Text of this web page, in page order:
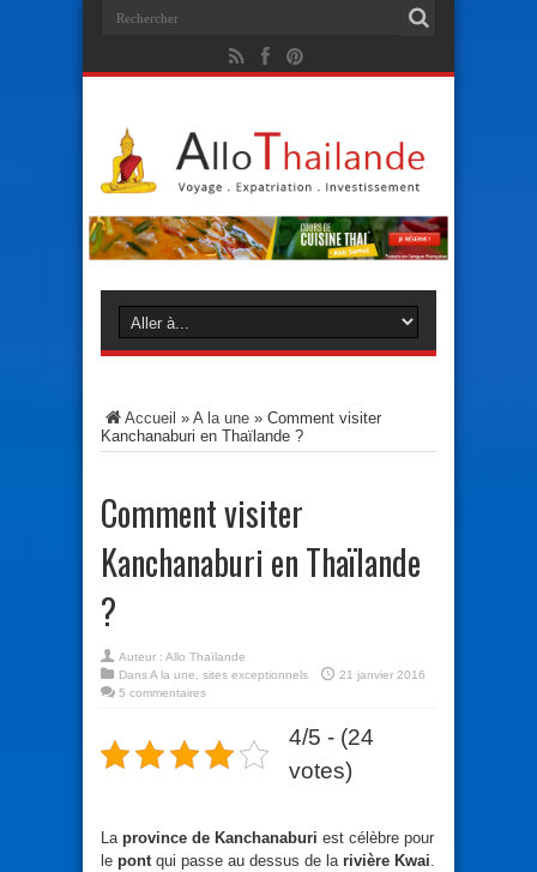
Accueil » A la une » Comment visiter
Kanchanaburi en Thaïlande ?
Comment visiter
Kanchanaburi en Thaïlande
?
Auteur : Allo Thaïlande
DansA la une, sites exceptionnels
21 janvier 2016
5 commentaires
4/5 - (24
votes)
La province de Kanchanaburi est célèbre pour
le pontqui passe au dessus de la rivière Kwai.